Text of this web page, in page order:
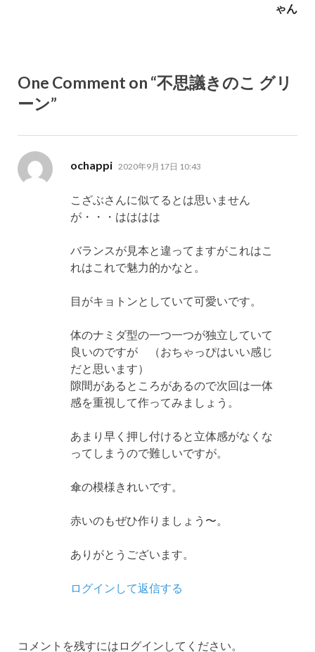
ゃん
One Comment on “不思議きのこ グリ
ーン”
ochappi よ
り:
2020年9月17日 10:43
こざぶさんに似てるとは思いません
が・・・はははは
バランスが見本と違ってますがこれはこ
れはこれで魅力的かなと。
目がキョトンとしていて可愛いです。
体のナミダ型の一つ一つが独立していて
良いのですが （おちゃっぴはいい感じ
だと思います）
隙間があるところがあるので次回は一体
感を重視して作ってみましょう。
あまり早く押し付けると立体感がなくな
ってしまうので難しいですが。
傘の模様きれいです。
赤いのもぜひ作りましょう〜。
ありがとうございます。
ログインして返信する
コメントを残すにはログインしてください。